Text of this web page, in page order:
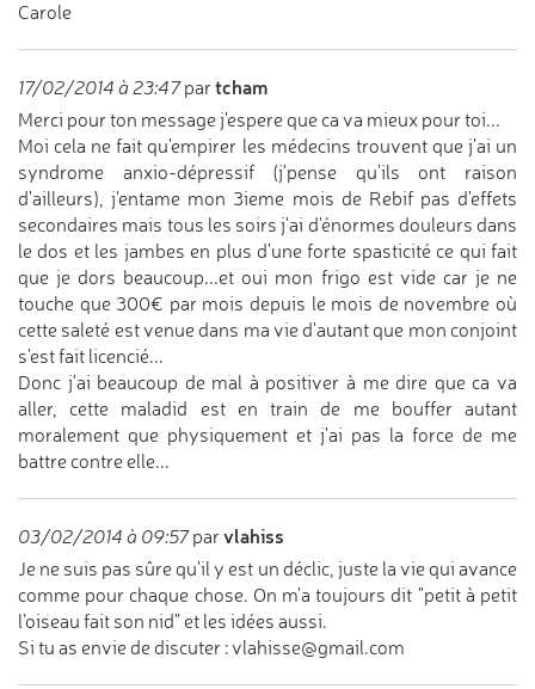
Carole
17/02/2014 à 23:47par tcham
Merci pour ton message j'espere que ca va mieux pour toi...
Moi cela ne fait qu'empirer les médecins trouvent que j'ai un
syndrome anxio-dépressif (j'pense qu'ils ont raison
d'ailleurs), j'entame mon 3ieme mois de Rebif pas d'effets
secondaires mais tous les soirs j'ai d'énormes douleurs dans
le dos et les jambes en plus d'une forte spasticité ce qui fait
que je dors beaucoup...et oui mon frigo est vide car je ne
touche que 300€ par mois depuis le mois de novembre où
cette saleté est venue dans ma vie d'autant que mon conjoint
s'est fait licencié...
Donc j'ai beaucoup de mal à positiver à me dire que ca va
aller, cette maladid est en train de me bouffer autant
moralement que physiquement et j'ai pas la force de me
battre contre elle...
03/02/2014 à 09:57par vlahiss
Je ne suis pas sûre qu'il y est un déclic, juste la vie qui avance
comme pour chaque chose. On m'a toujours dit "petit à petit
l’oiseau fait son nid" et les idées aussi.
Si tu as envie de discuter : vlahisse@gmail.com